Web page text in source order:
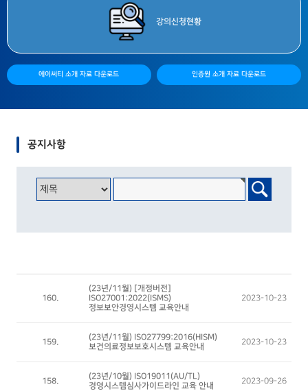
강의 신청현황
에이써티 소개 자료 다운로드 인증원 소개 자료 다운로드
공지사항
160.
(23년/11월) [개정버전]
ISO27001:2022(ISMS)
정보보안경영시스템 교육안내
2023-10-23
159.
(23년/11월) ISO27799:2016(HISM)
보건의료정보보호시스템 교육안내
2023-10-23
158.
(23년/10월) ISO19011(AU/TL)
경영시스템심사가이드라인 교육 안내
2023-09-26